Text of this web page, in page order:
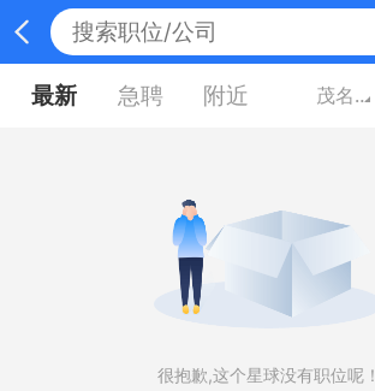
最新 急聘 附近 茂名广东
很抱歉,这个星球没有职位呢！